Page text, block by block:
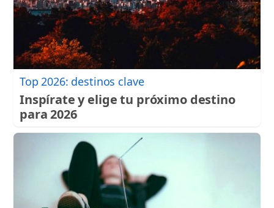
Top 2026: destinos clave
Inspírate y elige tu próximo destino
para 2026